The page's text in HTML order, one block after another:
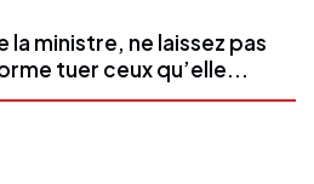
la ministre, ne laissez pas
tuer ceux qu’elle...